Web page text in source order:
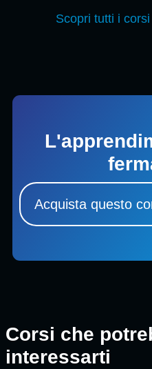
Scopri tutti i
Acquista questo
Corsi che
interessarti